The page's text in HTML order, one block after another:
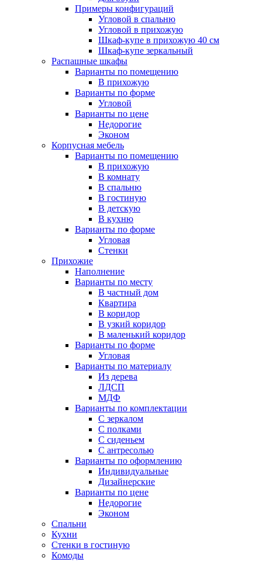
Примеры конфигураций
Угловой в спальню
Угловой в прихожую
Шкаф-купе в прихожую 40 см
Шкаф-купе зеркальный
Распашные шкафы
Варианты по помещению
В прихожую
Варианты по форме
Угловой
Варианты по цене
Недорогие
Эконом
Корпусная мебель
Варианты по помещению
В прихожую
В комнату
В спальню
В гостиную
В детскую
В кухню
Варианты по форме
Угловая
Стенки
Прихожие
Наполнение
Варианты по месту
В частный дом
Квартира
В коридор
В узкий коридор
В маленький коридор
Варианты по форме
Угловая
Варианты по материалу
Из дерева
ЛДСП
МДФ
Варианты по комплектации
С зеркалом
С полками
С сиденьем
С антресолью
Варианты по оформлению
Индивидуальные
Дизайнерские
Варианты по цене
Недорогие
Эконом
Спальни
Кухни
Стенки в гостиную
Комоды